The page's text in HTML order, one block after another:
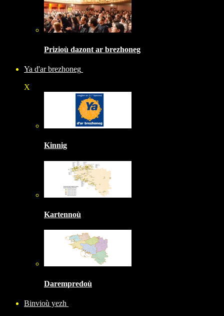
Prizioù dazont ar brezhoneg
Ya d'ar brezhoneg
X
Kinnig
Kartennoù
Darempredoù
Binvioù yezh